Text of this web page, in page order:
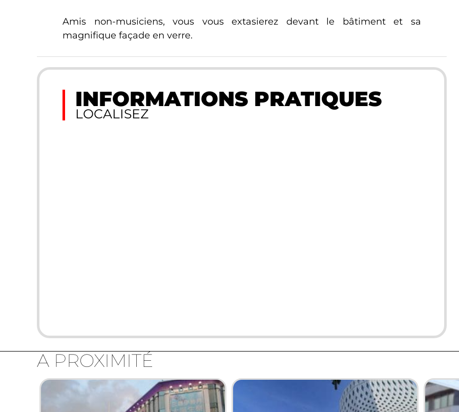
Amis non-musiciens, vous vous extasierez devant le bâtiment et sa
magnifique façade en verre.
INFORMATIONS PRATIQUES
LOCALISEZ
A PROXIMITÉ